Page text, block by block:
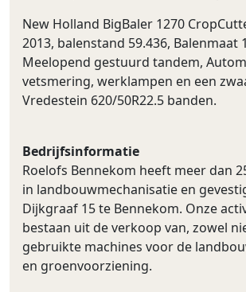
New Holland BigBaler 1270
2013, balenstand 59.436, Balenmaat
Meelopend gestuurd tandem,
vetsmering, werklampen en een
Vredestein 620/50R22.5 banden.
Bedrijfsinformatie
Roelofs Bennekom heeft meer dan
in landbouwmechanisatie en
Dijkgraaf 15 te Bennekom. Onze
bestaan uit de verkoop van, zowel
gebruikte machines voor de
en groenvoorziening.